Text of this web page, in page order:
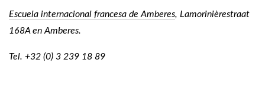
Escuela internacional francesa de Amberes, Lamorinièrestraat
168A en Amberes.
Tel. +32 (0) 3 239 18 89